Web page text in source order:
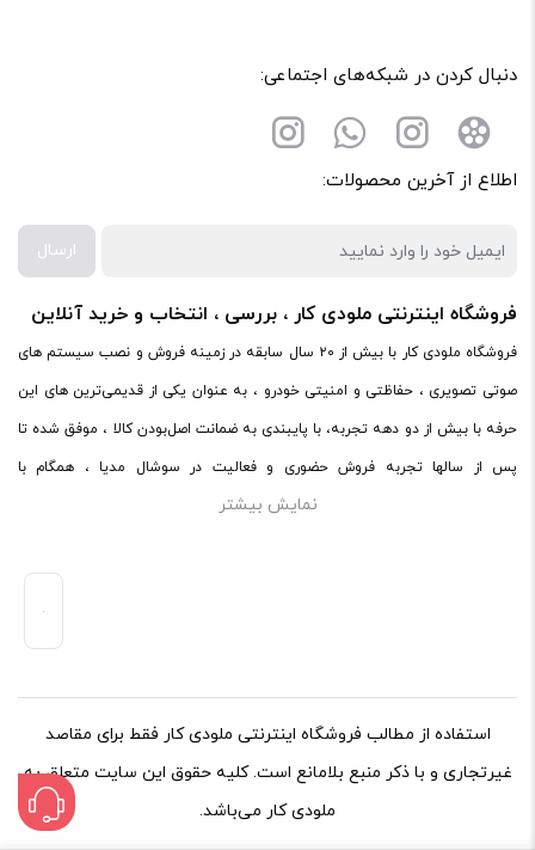
دنبال کردن در شبکه‌های اجتماعی:
اطلاع از آخرین محصولات:
ارسال
فروشگاه اینترنتی ملودی کار ، بررسی ، انتخاب و خرید آنلاین
فروشگاه ملودی کار با بیش از ۲۰ سال سابقه در زمینه فروش و نصب سیستم های
صوتی تصویری ، حفاظتی و امنیتی خودرو ، به عنوان یکی از قدیمی‌ترین های این
حرفه با بیش از دو دهه تجربه، با پایبندی به ضمانت اصل‌بودن کالا ، موفق شده تا
پس از سالها تجربه فروش حضوری و فعالیت در سوشال مدیا ، همگام با
فروشگاه‌های معتبر دنیا اقدام به فروش اینترنتی کند. در سایت ملودی کار ،
اصلی خریداری کنید.ملودی کار با پایبندی به ضمانت اصل‌بودن کالا، موفق شده تا
نمایش بیشتر
استفاده از مطالب فروشگاه اینترنتی ملودی کار فقط برای مقاصد
غیرتجاری و با ذکر منبع بلامانع است. کلیه حقوق این سایت متعلق به
ملودی کار می‌باشد.